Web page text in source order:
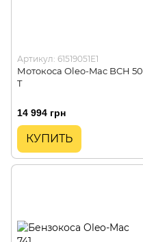
Артикул: 61519051E1
Мотoкоса Oleo-Mac BCH 50
T
14 994 грн
КУПИТЬ